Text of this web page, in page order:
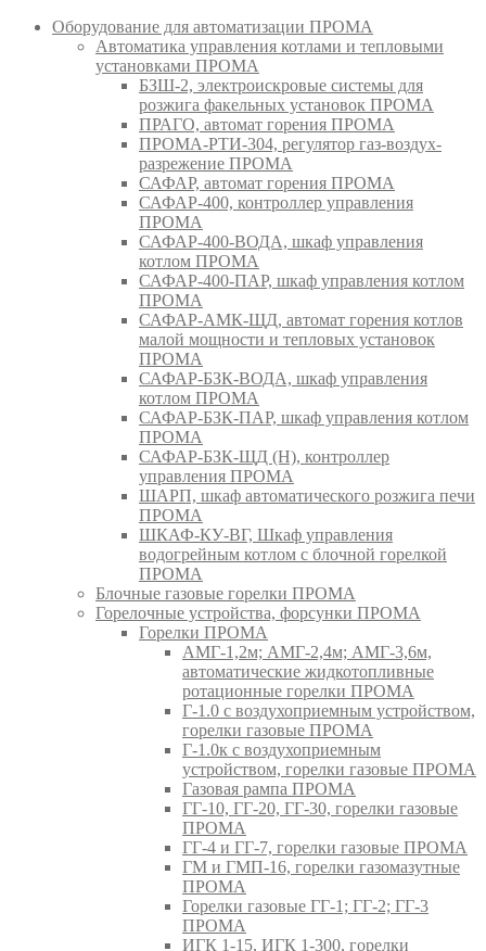
Оборудование для автоматизации ПРОМА
Автоматика управления котлами и тепловыми
установками ПРОМА
БЗШ-2, электроискровые системы для
розжига факельных установок ПРОМА
ПРАГО, автомат горения ПРОМА
ПРОМА-РТИ-304, регулятор газ-воздух-
разрежение ПРОМА
САФАР, автомат горения ПРОМА
САФАР-400, контроллер управления
ПРОМА
САФАР-400-ВОДА, шкаф управления
котлом ПРОМА
САФАР-400-ПАР, шкаф управления котлом
ПРОМА
САФАР-АМК-ЩД, автомат горения котлов
малой мощности и тепловых установок
ПРОМА
САФАР-БЗК-ВОДА, шкаф управления
котлом ПРОМА
САФАР-БЗК-ПАР, шкаф управления котлом
ПРОМА
САФАР-БЗК-ЩД (Н), контроллер
управления ПРОМА
ШАРП, шкаф автоматического розжига печи
ПРОМА
ШКАФ-КУ-ВГ, Шкаф управления
водогрейным котлом с блочной горелкой
ПРОМА
Блочные газовые горелки ПРОМА
Горелочные устройства, форсунки ПРОМА
Горелки ПРОМА
АМГ-1,2м; АМГ-2,4м; АМГ-3,6м,
автоматические жидкотопливные
ротационные горелки ПРОМА
Г-1.0 с воздухоприемным устройством,
горелки газовые ПРОМА
Г-1.0к с воздухоприемным
устройством, горелки газовые ПРОМА
Газовая рампа ПРОМА
ГГ-10, ГГ-20, ГГ-30, горелки газовые
ПРОМА
ГГ-4 и ГГ-7, горелки газовые ПРОМА
ГМ и ГМП-16, горелки газомазутные
ПРОМА
Горелки газовые ГГ-1; ГГ-2; ГГ-3
ПРОМА
ИГК 1-15, ИГК 1-300, горелки